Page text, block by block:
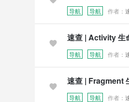
导航 导航 作者：
速查 | Activity 生
导航 导航 作者：
速查 | Fragment
导航 导航 作者：